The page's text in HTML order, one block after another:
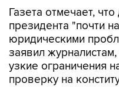
Газета отмечает,
президента "почти
юридическими
заявил
узкие ограничения
проверку на